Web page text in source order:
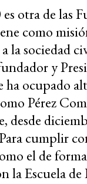
otra de las
como
la sociedad
y
ha ocupado
Pérez
desde
cumplir
el de
la Escuela